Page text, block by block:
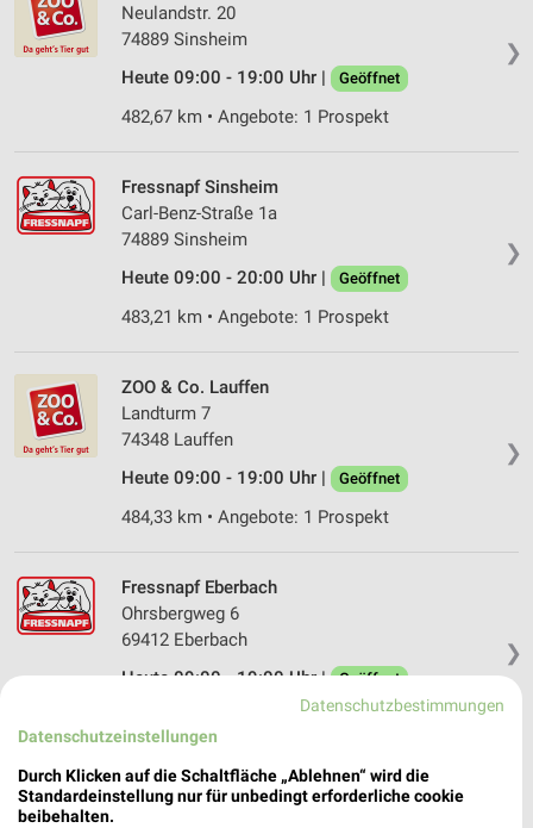
❯
Neulandstr. 20
74889 Sinsheim
Heute 09:00 - 19:00 Uhr |
Geöffnet
482,67 km • Angebote: 1 Prospekt
❯
Fressnapf Sinsheim
Carl-Benz-Straße 1a
74889 Sinsheim
Heute 09:00 - 20:00 Uhr |
Geöffnet
483,21 km • Angebote: 1 Prospekt
❯
ZOO & Co. Lauffen
Landturm 7
74348 Lauffen
Heute 09:00 - 19:00 Uhr |
Geöffnet
484,33 km • Angebote: 1 Prospekt
❯
Fressnapf Eberbach
Ohrsbergweg 6
69412 Eberbach
Heute 09:00 - 19:00 Uhr | Geöffnet
458,44 km • Angebote: 1 Prospekt
Fressnapf Eppingen
Datenschutzbestimmungen
Datenschutzeinstellungen
Durch Klicken auf die Schaltfläche „Ablehnen“ wird die
Standardeinstellung nur für unbedingt erforderliche cookie
beibehalten.